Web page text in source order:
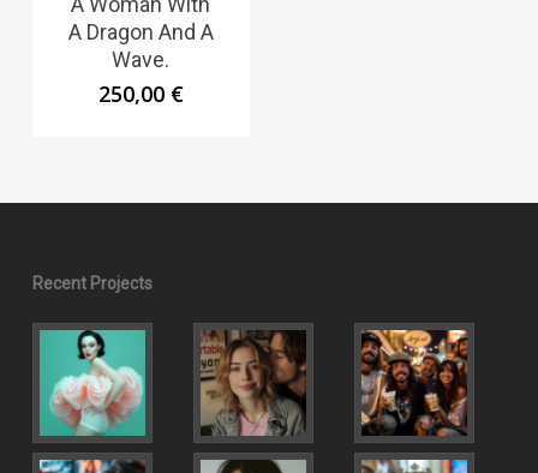
A Dragon And A
Wave.
250,00 €
Recent Projects